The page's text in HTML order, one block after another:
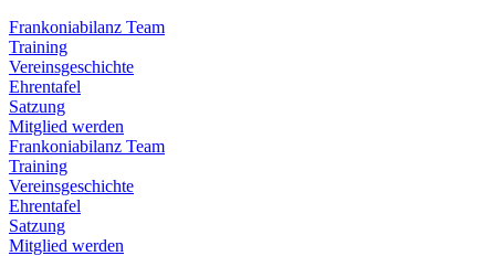
Frankoniabilanz Team
Training
Vereinsgeschichte
Ehrentafel
Satzung
Mitglied werden
Frankoniabilanz Team
Training
Vereinsgeschichte
Ehrentafel
Satzung
Mitglied werden